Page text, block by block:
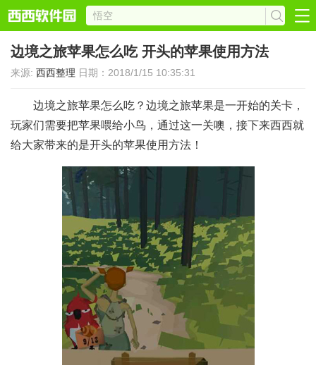
边境之旅苹果怎么吃 开头的苹果使用方法
来源: 西西整理 日期：2018/1/15 10:35:31
边境之旅苹果怎么吃？边境之旅苹果是一开始的关卡，
玩家们需要把苹果喂给小鸟，通过这一关噢，接下来西西就
给大家带来的是开头的苹果使用方法！